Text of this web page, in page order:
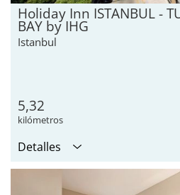
Holiday Inn ISTANBUL -
BAY by IHG
Istanbul
5,32
kilómetros
Detalles